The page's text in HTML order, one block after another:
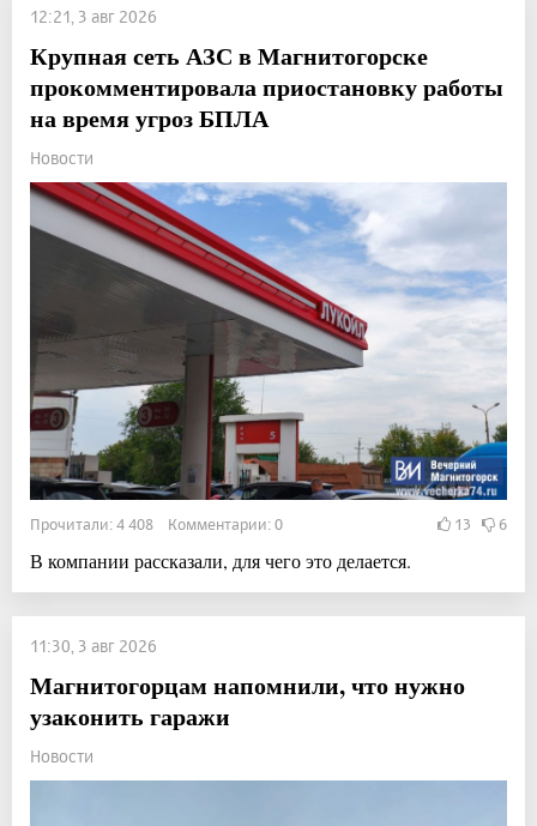
12:21, 3 авг 2026
Крупная сеть АЗС в Магнитогорске
прокомментировала приостановку работы
на время угроз БПЛА
Новости
Прочитали: 4 408 Комментарии: 0 13 6
В компании рассказали, для чего это делается.
11:30, 3 авг 2026
Магнитогорцам напомнили, что нужно
узаконить гаражи
Новости